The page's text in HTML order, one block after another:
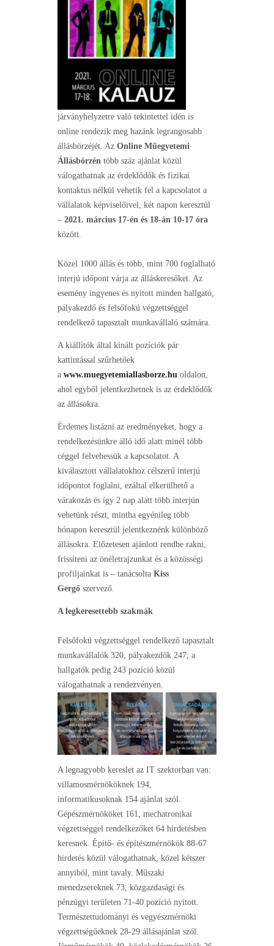
járványhelyzetre való tekintettel idén is
online rendezik meg hazánk legrangosabb
állásbörzéjét. Az Online Műegyetemi
Állásbörzén több száz ajánlat közül
válogathatnak az érdeklődők és fizikai
kontaktus nélkül vehetik fel a kapcsolatot a
vállalatok képviselőivel, két napon keresztül
– 2021. március 17-én és 18-án 10-17 óra
között.
Közel 1000 állás és több, mint 700 foglalható
interjú időpont várja az álláskeresőket. Az
esemény ingyenes és nyitott minden hallgató,
pályakezdő és felsőfokú végzettséggel
rendelkező tapasztalt munkavállaló számára.
A kiállítók által kínált pozíciók pár
kattintással szűrhetőek
a www.muegyetemiallasborze.hu oldalon,
ahol egyből jelentkezhetnek is az érdeklődők
az állásokra.
Érdemes listázni az eredményeket, hogy a
rendelkezésünkre álló idő alatt minél több
céggel felvehessük a kapcsolatot. A
kiválasztott vállalatokhoz célszerű interjú
időpontot foglalni, ezáltal elkerülhető a
várakozás és így 2 nap alatt több interjún
vehetünk részt, mintha egyénileg több
hónapon keresztül jelentkeznénk különböző
állásokra. Előzetesen ajánlott rendbe rakni,
frissíteni az önéletrajzunkat és a közösségi
profiljainkat is – tanácsolta Kiss
Gergő szervező.
A legkeresettebb szakmák
Felsőfokú végzettséggel rendelkező tapasztalt
munkavállalók 320, pályakezdők 247, a
hallgatók pedig 243 pozíció közül
válogathatnak a rendezvényen.
A legnagyobb kereslet az IT szektorban van:
villamosmérnököknek 194,
informatikusoknak 154 ajánlat szól.
Gépészmérnököket 161, mechatronikai
végzettséggel rendelkezőket 64 hirdetésben
keresnek. Építő- és építészmérnökök 88-67
hirdetés közül válogathatnak, közel kétszer
annyiból, mint tavaly. Műszaki
menedzsereknek 73, közgazdasági és
pénzügyi területen 71-40 pozíció nyitott.
Természettudományi és vegyészmérnöki
végzettségűeknek 28-29 állásajánlat szól.